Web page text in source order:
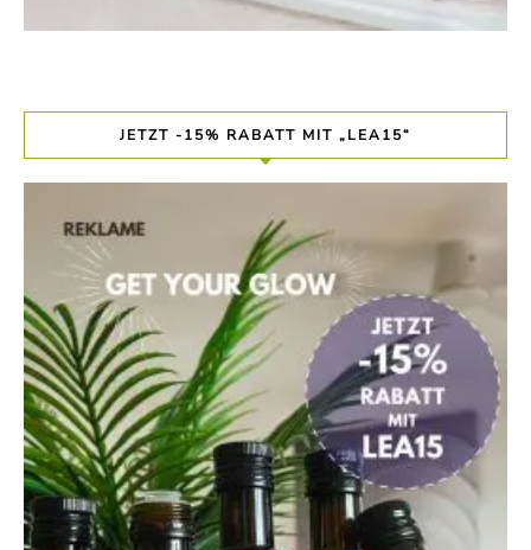
JETZT -15% RABATT MIT „LEA15“